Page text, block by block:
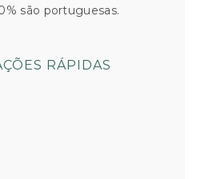
são portuguesas.
RÁPIDAS